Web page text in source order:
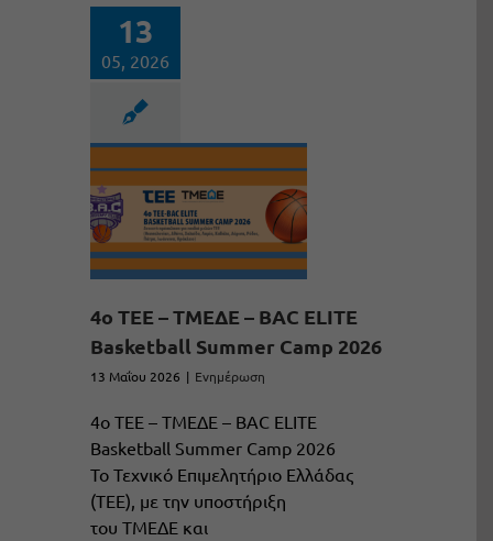
13
05, 2026
4ο ΤΕΕ – ΤΜΕΔΕ – BAC ELITE
Basketball Summer Camp 2026
13 Μαΐου 2026 | Ενημέρωση
4ο ΤΕΕ – ΤΜΕΔΕ – BAC ELITE
Basketball Summer Camp 2026
Το Τεχνικό Επιμελητήριο Ελλάδας
(ΤΕΕ), με την υποστήριξη
του ΤΜΕΔΕ και